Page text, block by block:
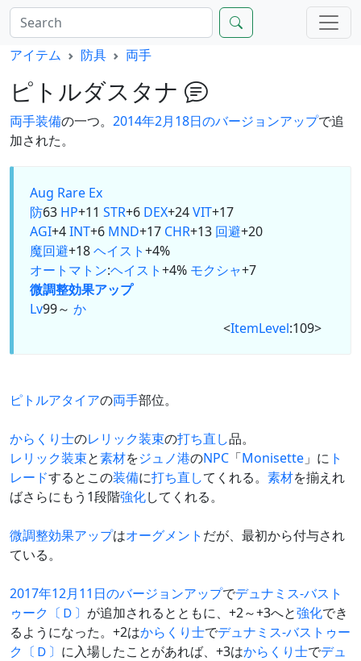
アイテム 防具 両手
ピトルダスタナ
両手装備の一つ。 2014年2月18日のバージョンアップで追
加された。
Aug Rare Ex
防63 HP+11 STR+6 DEX+24VIT+17
AGI+4INT+6 MND+17 CHR+13 回避+20
魔回避+18ヘイスト+4%
オートマトン:ヘイスト+4% モクシャ+7
微調整効果アップ
Lv99～ か
<ItemLevel:109>
ピトルアタイアの両手部位。
からくり士のレリック装束の打ち直し品。
レリック装束と素材をジュノ港のNPC 「Monisette 」に ト
レードするとこの装備に打ち直してくれる。 素材を揃えれ
ばさらにもう1段階強化してくれる。
微調整効果アップはオーグメント だが、最初から付与され
ている。
2017年12月11日のバージョンアップでデュナミス-バスト
ゥーク〔Ｄ〕 が追加されるとともに、+2～+3へと強化でき
るようになった。+2はからくり士でデュナミス-バストゥー
ク〔Ｄ〕 に入場したことがあれば、+3はからくり士でデュ